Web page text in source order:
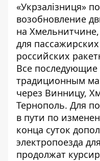
«Укрзалізниця»
возобновление
на
для
российских
Все
традиционным
через Винницу,
Тернополь. Для
в пути по
конца суток
электропоезда
продолжат